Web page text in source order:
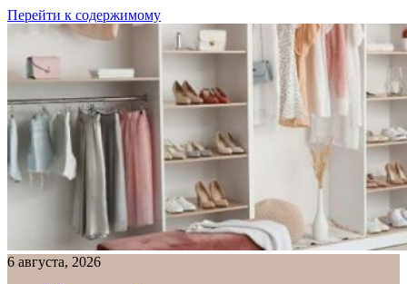
Перейти к содержимому
6 августа, 2026